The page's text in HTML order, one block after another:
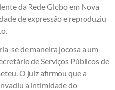
da Rede Globo em Nova
de expressão e reproduziu
se de maneira jocosa a um
de Serviços Públicos de
O juiz afirmou que a
a intimidade do